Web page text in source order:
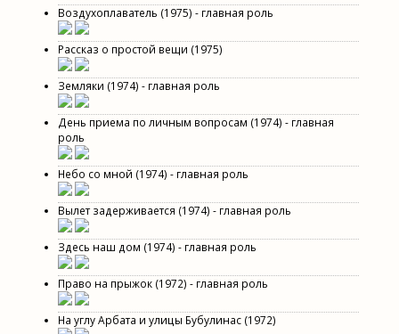
Воздухоплаватель (1975) - главная роль
Рассказ о простой вещи (1975)
Земляки (1974) - главная роль
День приема по личным вопросам (1974) - главная
роль
Небо со мной (1974) - главная роль
Вылет задерживается (1974) - главная роль
Здесь наш дом (1974) - главная роль
Право на прыжок (1972) - главная роль
На углу Арбата и улицы Бубулинас (1972)